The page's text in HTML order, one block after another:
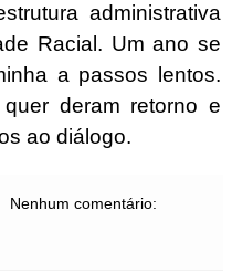
administrativa
Racial. Um ano se
a passos lentos.
deram retorno e
ao diálogo.
Nenhum comentário: